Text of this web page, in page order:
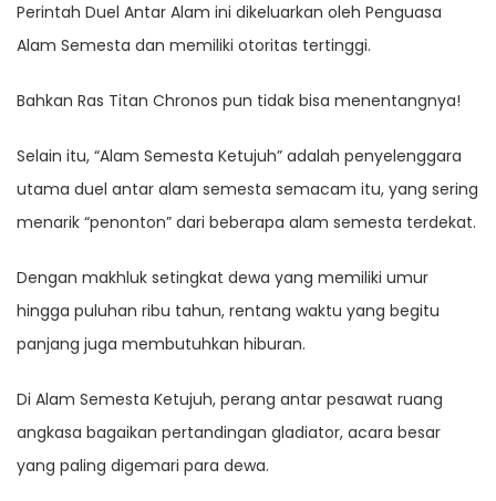
Perintah Duel Antar Alam ini dikeluarkan oleh Penguasa
Alam Semesta dan memiliki otoritas tertinggi.
Bahkan Ras Titan Chronos pun tidak bisa menentangnya!
Selain itu, “Alam Semesta Ketujuh” adalah penyelenggara
utama duel antar alam semesta semacam itu, yang sering
menarik “penonton” dari beberapa alam semesta terdekat.
Dengan makhluk setingkat dewa yang memiliki umur
hingga puluhan ribu tahun, rentang waktu yang begitu
panjang juga membutuhkan hiburan.
Di Alam Semesta Ketujuh, perang antar pesawat ruang
angkasa bagaikan pertandingan gladiator, acara besar
yang paling digemari para dewa.